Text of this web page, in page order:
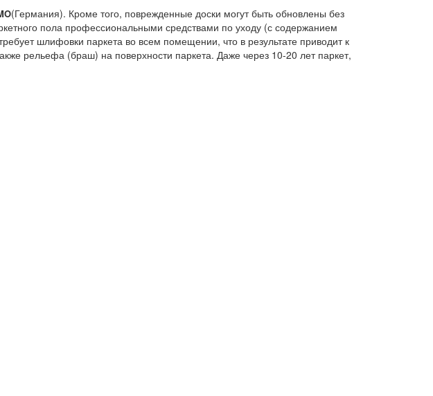
(Германия). Кроме того, поврежденные доски могут быть обновлены без
пола профессиональными средствами по уходу (с содержанием
шлифовки паркета во всем помещении, что в результате приводит к
рельефа (браш) на поверхности паркета. Даже через 10-20 лет паркет,